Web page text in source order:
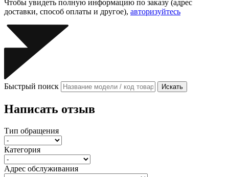
Чтобы увидеть полную информацию по заказу (адрес
доставки, способ оплаты и другое), авторизуйтесь
Быстрый поиск Искать
Написать отзыв
Тип обращения
Категория
Адрес обслуживания